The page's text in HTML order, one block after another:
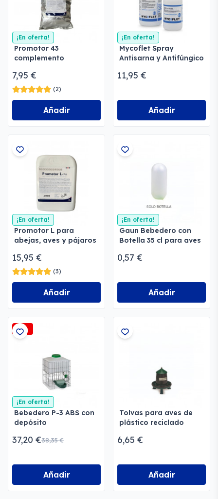
¡En oferta!
Promotor 43
complemento
7,95 €
(2)
Añadir
¡En oferta!
Mycoflet Spray
Antisarna y Antifúngico
11,95 €
Añadir
¡En oferta!
Promotor L para
abejas, aves y pájaros
15,95 €
(3)
Añadir
¡En oferta!
Gaun Bebedero con
Botella 35 cl para aves
0,57 €
Añadir
-3%
¡En oferta!
Bebedero P-3 ABS con
depósito
37,20 €38,35 €
Añadir
Tolvas para aves de
plástico reciclado
6,65 €
Añadir